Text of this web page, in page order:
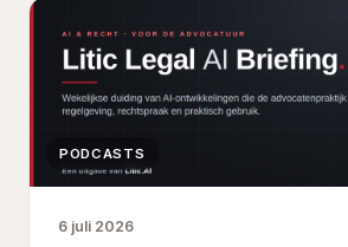
PODCASTS
6 juli 2026